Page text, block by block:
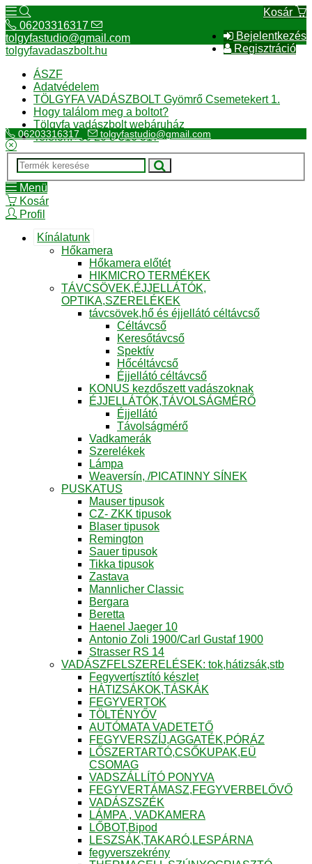
Kosár
Bejelentkezés
Regisztráció
06203316317
tolgyfastudio@gmail.com
tolgyfavadaszbolt.hu
ÁSZF
Adatvédelem
TÖLGYFA VADÁSZBOLT Gyömrő Csemetekert 1.
Hogy találom meg a boltot?
Tölgyfa vadászbolt webáruház
Telefon:+36 20 3 316 317
06203316317 tolgyfastudio@gmail.com
Menü
Kosár
Profil
Kínálatunk
Hőkamera
Hőkamera előtét
HIKMICRO TERMÉKEK
TÁVCSÖVEK,ÉJJELLÁTÓK,
OPTIKA,SZERELÉKEK
távcsövek,hő és éjjellátó céltávcső
Céltávcső
Keresőtávcső
Spektív
Hőcéltávcső
Éjjellátó céltávcső
KONUS kezdőszett vadászoknak
ÉJJELLÁTÓK,TÁVOLSÁGMÉRŐ
Éjjellátó
Távolságmérő
Vadkamerák
Szerelékek
Lámpa
Weaversín, /PICATINNY SÍNEK
PUSKATUS
Mauser tipusok
CZ- ZKK tipusok
Blaser tipusok
Remington
Sauer tipusok
Tikka tipusok
Zastava
Mannlicher Classic
Bergara
Beretta
Haenel Jaeger 10
Antonio Zoli 1900/Carl Gustaf 1900
Strasser RS 14
VADÁSZFELSZERELÉSEK: tok,hátizsák,stb
Fegyvertísztító készlet
HÁTIZSÁKOK,TÁSKÁK
FEGYVERTOK
TÖLTÉNYŐV
AUTÓMATA VADETETŐ
FEGYVERSZÍJ,AGGATÉK,PÓRÁZ
LŐSZERTARTÓ,CSŐKUPAK,EÜ
CSOMAG
VADSZÁLLÍTÓ PONYVA
FEGYVERTÁMASZ,FEGYVERBELŐVŐ
VADÁSZSZÉK
LÁMPA , VADKAMERA
LŐBOT,Bipod
LESZSÁK,TAKARÓ,LESPÁRNA
fegyverszekrény